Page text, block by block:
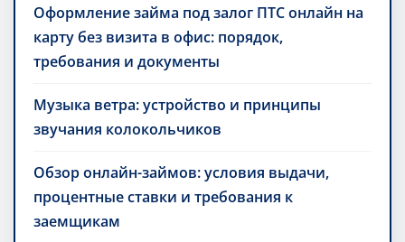
Оформление займа под залог ПТС онлайн на
карту без визита в офис: порядок,
требования и документы
Музыка ветра: устройство и принципы
звучания колокольчиков
Обзор онлайн-займов: условия выдачи,
процентные ставки и требования к
заемщикам